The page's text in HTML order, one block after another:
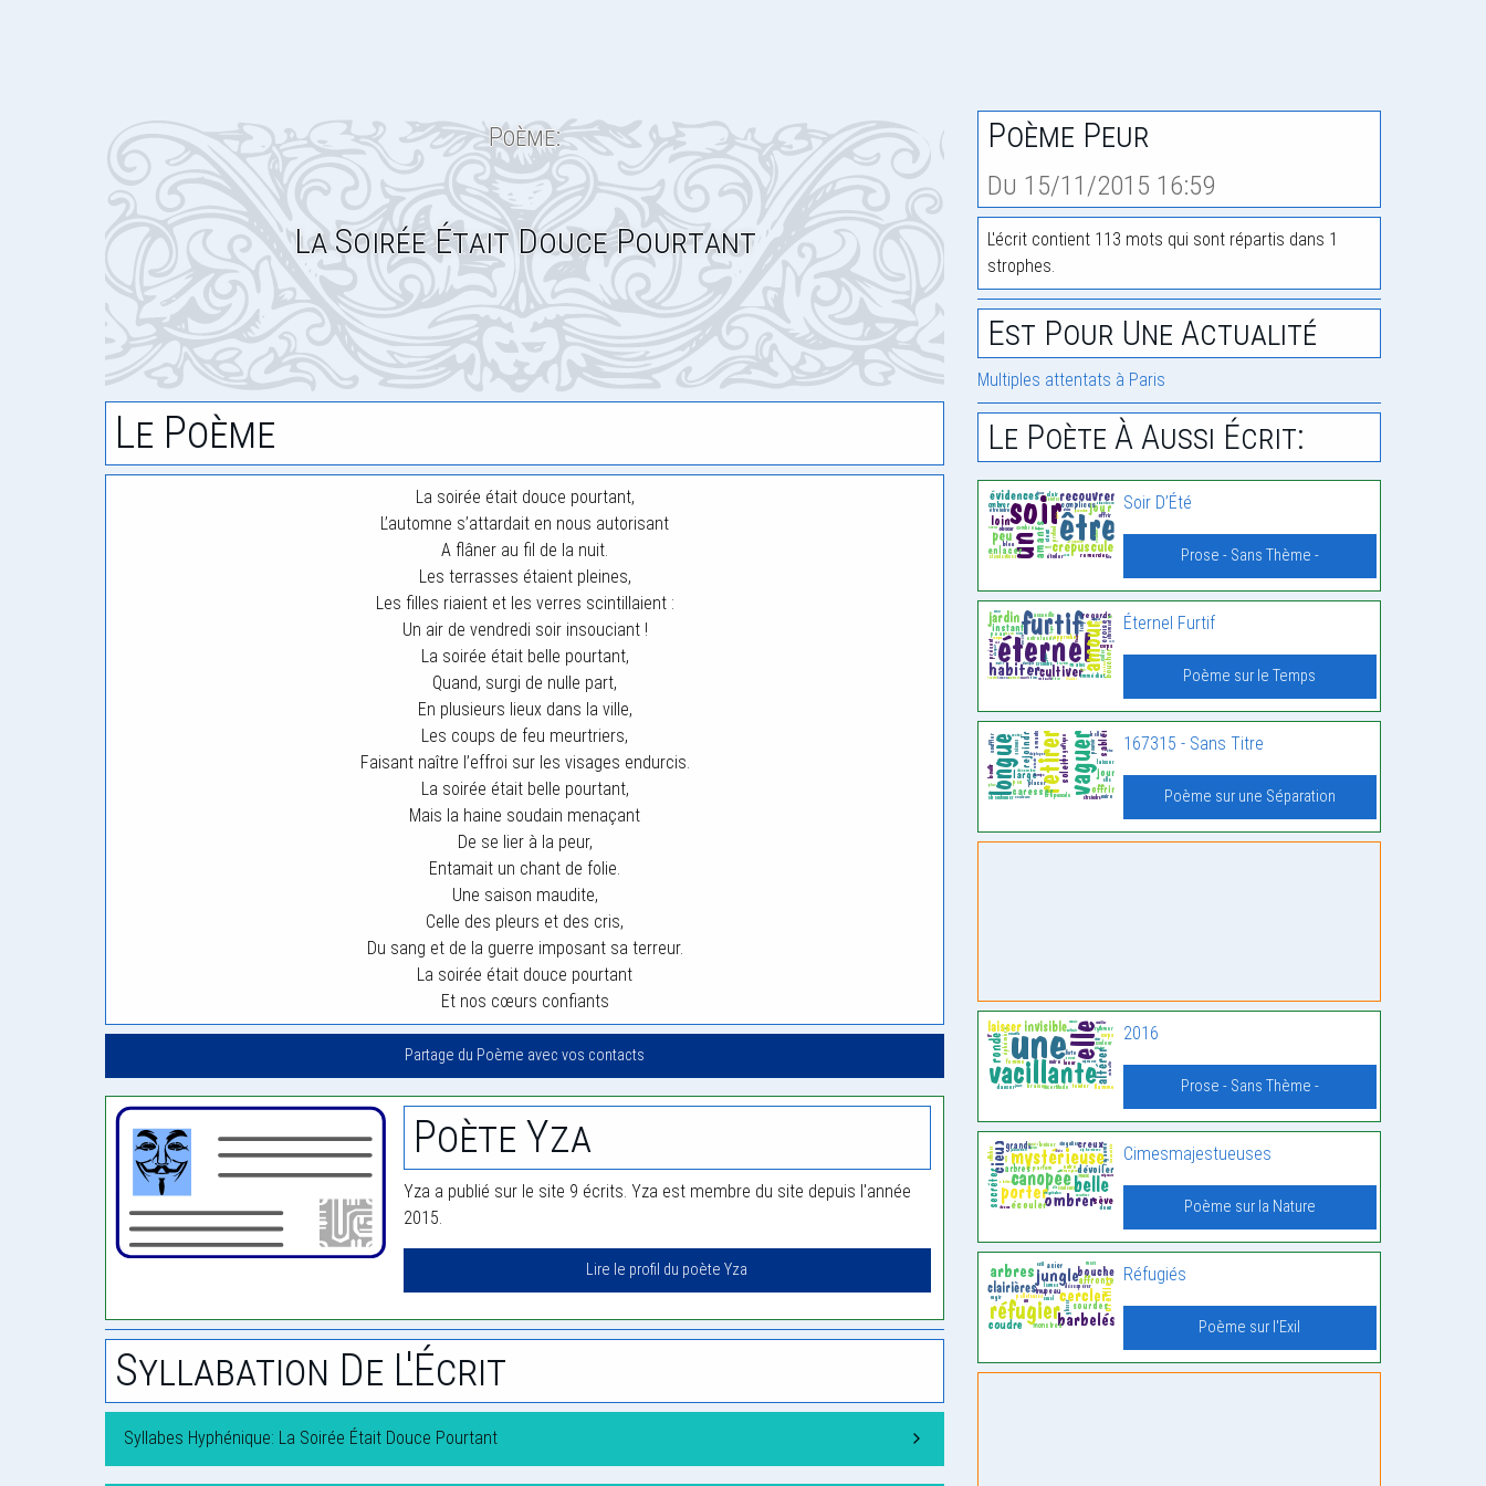
Poème:
La Soirée Était Douce Pourtant
Le Poème
La soirée était douce pourtant,
L’automne s’attardait en nous autorisant
A flâner au fil de la nuit.
Les terrasses étaient pleines,
Les filles riaient et les verres scintillaient :
Un air de vendredi soir insouciant !
La soirée était belle pourtant,
Quand, surgi de nulle part,
En plusieurs lieux dans la ville,
Les coups de feu meurtriers,
Faisant naître l’effroi sur les visages endurcis.
La soirée était belle pourtant,
Mais la haine soudain menaçant
De se lier à la peur,
Entamait un chant de folie.
Une saison maudite,
Celle des pleurs et des cris,
Du sang et de la guerre imposant sa terreur.
La soirée était douce pourtant
Et nos cœurs confiants
Partage du Poème avec vos contacts
Poète Yza
Yza a publié sur le site 9 écrits. Yza est membre du site depuis l'année
2015.
Lire le profil du poète Yza
Syllabation De L'Écrit
Syllabes Hyphénique: La Soirée Était Douce Pourtant
Poème Peur
Du 15/11/2015 16:59
L'écrit contient 113 mots qui sont répartis dans 1
strophes.
Est Pour Une Actualité
Multiples attentats à Paris
Le Poète À Aussi Écrit:
Soir D’Été
Prose - Sans Thème -
Éternel Furtif
Poème sur le Temps
167315 - Sans Titre
Poème sur une Séparation
2016
Prose - Sans Thème -
Cimesmajestueuses
Poème sur la Nature
Réfugiés
Poème sur l'Exil